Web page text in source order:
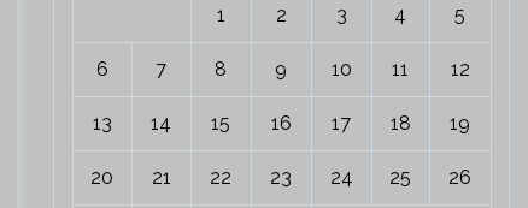
1
2 3 4 5
6 7 8 9 10 11 12
13 14 15 16 17 18 19
20 21 22 23 24 25 26